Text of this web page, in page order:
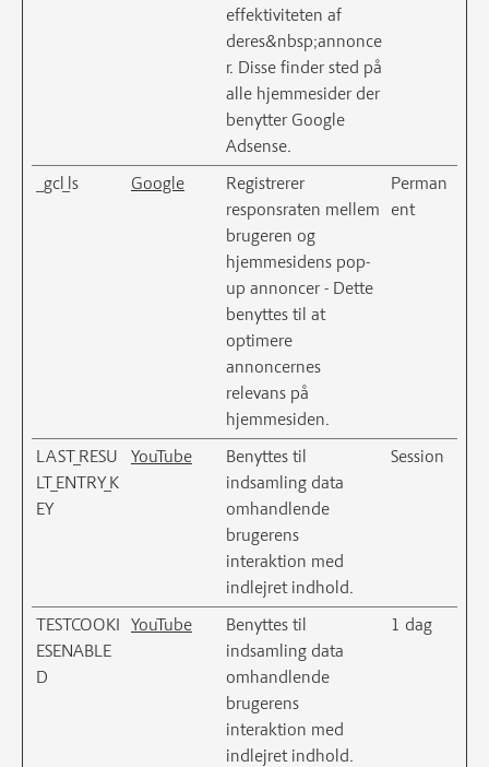
effektiviteten af
deres&nbsp;annonce
r. Disse finder sted på
alle hjemmesider der
benytter Google
Adsense.
_gcl_ls Google
Registrerer
responsraten mellem
brugeren og
hjemmesidens pop-
up annoncer - Dette
benyttes til at
optimere
annoncernes
relevans på
hjemmesiden.
Perman
ent
LAST_RESU
LT_ENTRY_K
EY
YouTube
Benyttes til
indsamling data
omhandlende
brugerens
interaktion med
indlejret indhold.
Session
TESTCOOKI
ESENABLE
D
YouTube
Benyttes til
indsamling data
omhandlende
brugerens
interaktion med
indlejret indhold.
1 dag